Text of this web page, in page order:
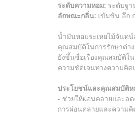
ระดับความหอม: ระดับฐา
ลักษณะกลิ่น: เข้มข้น ลึก
น้ำมันหอมระเหยไม้จันท
คุณสมบัติในการรักษาต่า
ยังขึ้นชื่อเรื่องคุณสมบัติใ
ความชัดเจนทางความคิ
ประโยชน์และคุณสมบัติห
- ช่วยให้ผ่อนคลายและล
การผ่อนคลายและความ